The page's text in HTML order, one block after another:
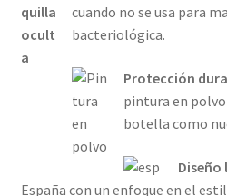
cuando no se usa para
bacteriológica.
Protección
pintura en
botella como
Diseño
España con un enfoque en el